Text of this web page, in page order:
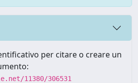
per citare o creare un
11380/306531